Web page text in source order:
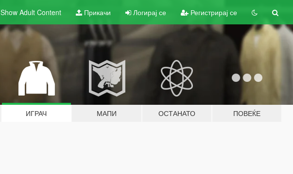
Show Adult Content Прикачи Логирај се Регистрирај се
ИГРАЧ МАПИ ОСТАНАТО ПОВЕЌЕ